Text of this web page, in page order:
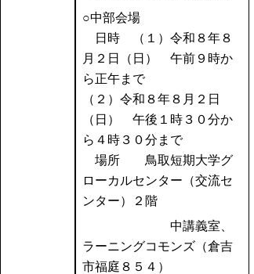
○中部会場
日時 （１）令和８年８
月２日（日） 午前９時か
ら正午まで
（２）令和８年８月２日
（日） 午後１時３０分か
ら４時３０分まで
場所 鳥取短期大学グ
ローカルセンター（交流セ
ンター）２階
中講義室、
ラーニングコモンズ（倉吉
市福庭８５４）